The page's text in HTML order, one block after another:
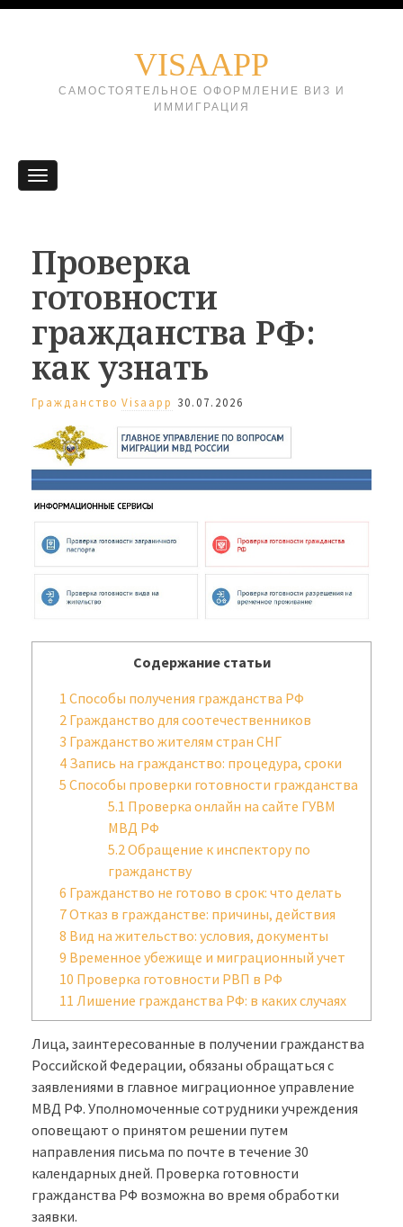
VISAAPP
САМОСТОЯТЕЛЬНОЕ ОФОРМЛЕНИЕ ВИЗ И
ИММИГРАЦИЯ
Проверка
готовности
гражданства РФ:
как узнать
Гражданство Visaapp 30.07.2026
Содержание статьи
1 Способы получения гражданства РФ
2 Гражданство для соотечественников
3 Гражданство жителям стран СНГ
4 Запись на гражданство: процедура, сроки
5 Способы проверки готовности гражданства
5.1 Проверка онлайн на сайте ГУВМ
МВД РФ
5.2 Обращение к инспектору по
гражданству
6 Гражданство не готово в срок: что делать
7Отказ в гражданстве: причины, действия
8 Вид на жительство: условия, документы
9 Временное убежище и миграционный учет
10 Проверка готовности РВП в РФ
11 Лишение гражданства РФ: в каких случаях
Лица, заинтересованные в получении гражданства
Российской Федерации, обязаны обращаться с
заявлениями в главное миграционное управление
МВД РФ. Уполномоченные сотрудники учреждения
оповещают о принятом решении путем
направления письма по почте в течение 30
календарных дней. Проверка готовности
гражданства РФ возможна во время обработки
заявки.